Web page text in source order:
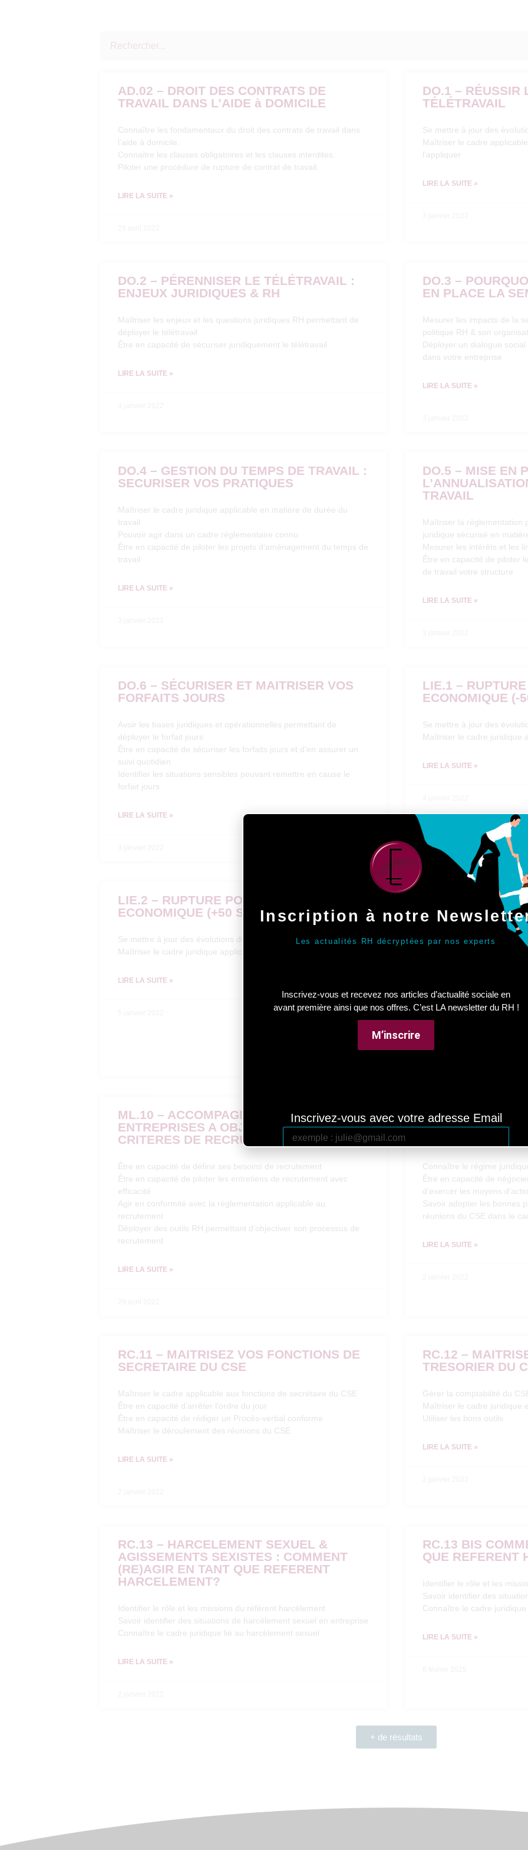
AD.02 – DROIT DES CONTRATS DE
TRAVAIL DANS L’AIDE à DOMICILE
Connaître les fondamentaux du droit des contrats de travail dans
l’aide à domicile.
Connaitre les clauses obligatoires et les clauses interdites.
Piloter une procédure de rupture de contrat de travail.
LIRE LA SUITE »
DO.1 – RÉUSSIR
TÉLÉTRAVAIL
Se mettre à jour des
Maîtriser le cadre
l’appliquer
LIRE LA SUITE »
DO.2 – PÉRENNISER LE TÉLÉTRAVAIL :
ENJEUX JURIDIQUES & RH
Maîtriser les enjeux et les questions juridiques RH permettant de
déployer le télétravail
Être en capacité de sécuriser juridiquement le télétravail
LIRE LA SUITE »
DO.3 –
EN PLACE LA
Mesurer les impacts de la
politique RH & son
Déployer un dialogue
dans votre entreprise
LIRE LA SUITE »
DO.4 – GESTION DU TEMPS DE TRAVAIL :
SECURISER VOS PRATIQUES
Maîtriser le cadre juridique applicable en matière de durée du
travail
Pouvoir agir dans un cadre réglementaire connu
Être en capacité de piloter les projets d’aménagement du temps de
travail
LIRE LA SUITE »
DO.5 – MISE EN
TRAVAIL
Maîtriser la règlementation
juridique sécurisé en
Mesurer les intérêts et les
Être en capacité de piloter
de travail votre structure
LIRE LA SUITE »
DO.6 – SÉCURISER ET MAITRISER VOS
FORFAITS JOURS
Avoir les bases juridiques et opérationnelles permettant de
déployer le forfait jours
Être en capacité de sécuriser les forfaits jours et d’en assurer un
suivi quotidien
Identifier les situations sensibles pouvant remettre en cause le
forfait jours
LIRE LA SUITE »
LIE.1 –
ECONOMIQUE (-
Se mettre à jour des
Maîtriser le cadre juridique
LIRE LA SUITE »
LIE.2 – RUPTURE POUR MOTIF
ECONOMIQUE (+50 SALARIES)
Se mettre à jour des évolutions du droit du travail
Maîtriser le cadre juridique applicable et être capable de l’appliquer
LIRE LA SUITE »
ML.03 – CSE ET
LES MISSIONS
Maîtriser le cadre juridique
fonctionnement et
Pouvoir agir dans un cadre
Être en capacité de
ML.10 – ACCOMPAGNER LES
ENTREPRISES A OBJECTIVER LEURS
CRITERES DE RECRUTEMENT
Être en capacité de définir ses besoins de recrutement
Être en capacité de piloter les entretiens de recrutement avec
efficacité
Agir en conformité avec la règlementation applicable au
recrutement
Déployer des outils RH permettant d’objectiver son processus de
recrutement
LIRE LA SUITE »
RC.10 –
D’ÉLUS AU CSE
Connaître le régime
Être en capacité de
d’exercer les moyens
Savoir adopter les bonnes
réunions du CSE dans le
LIRE LA SUITE »
RC.11 – MAITRISEZ VOS FONCTIONS DE
SECRETAIRE DU CSE
Maîtriser le cadre applicable aux fonctions de secrétaire du CSE
Être en capacité d’arrêter l’ordre du jour
Être en capacité de rédiger un Procès-verbal conforme
Maîtriser le déroulement des réunions du CSE
LIRE LA SUITE »
RC.12 –
TRESORIER DU
Gérer la comptabilité du
Maîtriser le cadre juridique
Utiliser les bons outils
LIRE LA SUITE »
RC.13 – HARCELEMENT SEXUEL &
AGISSEMENTS SEXISTES : COMMENT
(RE)AGIR EN TANT QUE REFERENT
HARCELEMENT?
Identifier le rôle et les missions du référent harcèlement
Savoir identifier des situations de harcèlement sexuel en entreprise
Connaître le cadre juridique lié au harcèlement sexuel
LIRE LA SUITE »
RC.13 BIS
QUE REFERENT
Identifier le rôle et les
Savoir identifier des
Connaître le cadre
LIRE LA SUITE »
+ de résultats
Inscription à notre
Les actualités RH décryptées par nos experts
Inscrivez-vous et recevez nos articles d’actualité sociale en
avant première ainsi que nos offres. C’est LA newsletter du RH !
M’inscrire
Inscrivez-vous avec votre adresse Email